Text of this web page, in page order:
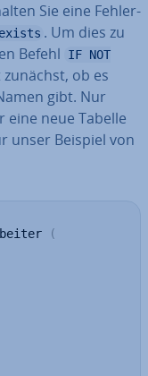
Sie eine Feh­ler­
. Um dies zu
Befehl
IF NOT
ob es
gibt. Nur
eine neue Tabelle
unser Beispiel von
(